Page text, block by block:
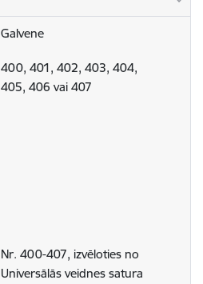
Galvene
400, 401, 402, 403, 404,
405, 406 vai 407
Nr. 400-407, izvēloties no
Universālās veidnes satura